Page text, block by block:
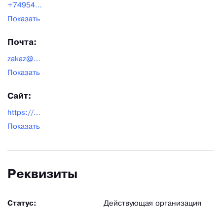
+7495488-69-23
Показать
Почта:
zakaz@calambus.com
Показать
Сайт:
https://7806923.ru/
Показать
Реквизиты
Статус: Действующая организация